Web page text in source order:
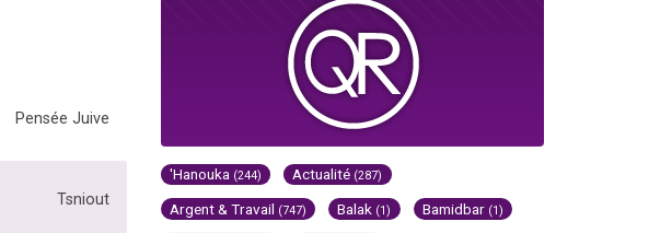
Pensée Juive
Tsniout
'Hanouka (244) Actualité (287)
Argent & Travail (747) Balak (1) Bamidbar (1)